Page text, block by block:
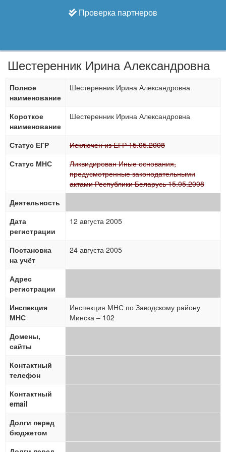
Проверка партнеров
Шестеренник Ирина Александровна
Полное
наименование
Шестеренник Ирина Александровна
Короткое
наименование
Шестеренник Ирина Александровна
Статус ЕГР
Исключен из ЕГР 15.05.2008
Статус МНС
Ликвидирован Иные основания,
предусмотренные законодательными
актами Республики Беларусь 15.05.2008
Деятельность
Дата
регистрации
12 августа 2005
Постановка
на учёт
24 августа 2005
Адрес
регистрации
Инспекция
МНС
Инспекция МНС по Заводскому району
Минска – 102
Домены,
сайты
Контактный
телефон
Контактный
email
Долги перед
бюджетом